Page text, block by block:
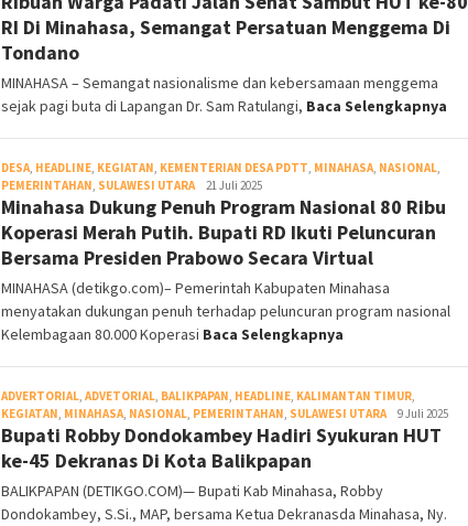
RI Di Minahasa, Semangat Persatuan Menggema Di
Tondano
MINAHASA – Semangat nasionalisme dan kebersamaan menggema
sejak pagi buta di Lapangan Dr. Sam Ratulangi, Baca Selengkapnya
DESA, HEADLINE, KEGIATAN, KEMENTERIAN DESA PDTT, MINAHASA, NASIONAL,
PEMERINTAHAN, SULAWESI UTARARedaksi
DetikGo
21 Juli 2025
Minahasa Dukung Penuh Program Nasional 80 Ribu
Koperasi Merah Putih. Bupati RD Ikuti Peluncuran
Bersama Presiden Prabowo Secara Virtual
MINAHASA (detikgo.com)– Pemerintah Kabupaten Minahasa
menyatakan dukungan penuh terhadap peluncuran program nasional
Kelembagaan 80.000 Koperasi Baca Selengkapnya
ADVERTORIAL, ADVETORIAL, BALIKPAPAN, HEADLINE, KALIMANTAN TIMUR,
KEGIATAN, MINAHASA, NASIONAL, PEMERINTAHAN, SULAWESI UTARARedaksi
DetikGo
9 Juli 2025
Bupati Robby Dondokambey Hadiri Syukuran HUT
ke-45 Dekranas Di Kota Balikpapan
BALIKPAPAN (DETIKGO.COM)— Bupati Kab Minahasa, Robby
Dondokambey, S.Si., MAP, bersama Ketua Dekranasda Minahasa, Ny.